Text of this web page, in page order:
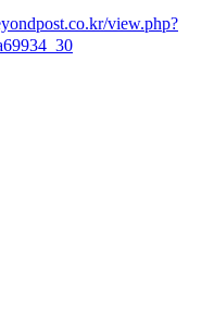
view.php?